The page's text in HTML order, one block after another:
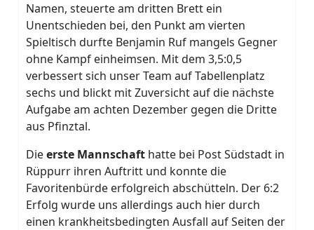
Namen, steuerte am dritten Brett ein
Unentschieden bei, den Punkt am vierten
Spieltisch durfte Benjamin Ruf mangels Gegner
ohne Kampf einheimsen. Mit dem 3,5:0,5
verbessert sich unser Team auf Tabellenplatz
sechs und blickt mit Zuversicht auf die nächste
Aufgabe am achten Dezember gegen die Dritte
aus Pfinztal.
Dieerste Mannschaft hatte bei Post Südstadt in
Rüppurr ihren Auftritt und konnte die
Favoritenbürde erfolgreich abschütteln. Der 6:2
Erfolg wurde uns allerdings auch hier durch
einen krankheitsbedingten Ausfall auf Seiten der